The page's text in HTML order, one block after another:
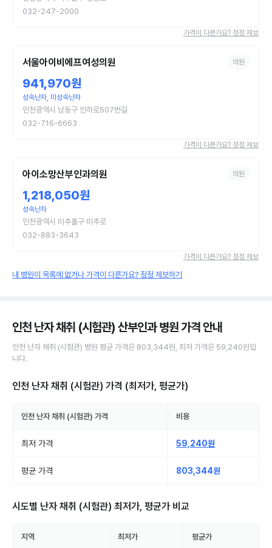
032-247-2000
가격이 다른가요? 정정 제보
서울아이비에프여성의원 의원
941,970원
성숙난자, 미성숙난자
인천광역시 남동구 인하로507번길
032-716-6663
가격이 다른가요? 정정 제보
아이소망산부인과의원 의원
1,218,050원
성숙난자
인천광역시 미추홀구 미추로
032-883-3643
가격이 다른가요? 정정 제보
내 병원이 목록에 없거나 가격이 다른가요? 정정 제보하기
인천 난자 채취 (시험관) 산부인과 병원가격 안내
인천 난자 채취 (시험관) 병원 평균 가격은 803,344원 , 최저 가격은 59,240원입
니다.
인천 난자 채취 (시험관) 가격 (최저가, 평균가)
인천 난자 채취 (시험관) 가격 비용
최저 가격 59,240원
평균 가격 803,344원
시도별 난자 채취 (시험관) 최저가, 평균가 비교
지역 최저가 평균가